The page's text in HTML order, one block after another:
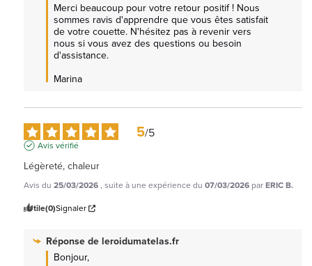
Merci beaucoup pour votre retour positif ! Nous
sommes ravis d'apprendre que vous êtes satisfait
de votre couette. N'hésitez pas à revenir vers
nous si vous avez des questions ou besoin
d'assistance.
Marina
5/5
Avis vérifié
Légèreté, chaleur
Avis du 25/03/2026, suite à une expérience du 07/03/2026 parERIC B.
Utile(0)Signaler
Réponse de leroidumatelas.fr
Bonjour,